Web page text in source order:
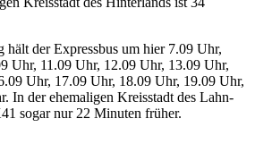
der Expressbus um hier 7.09 Uhr,
Uhr, 11.09 Uhr, 12.09 Uhr, 13.09 Uhr,
Uhr, 17.09 Uhr, 18.09 Uhr, 19.09 Uhr,
In der ehemaligen Kreisstadt des Lahn-
sogar nur 22 Minuten früher.